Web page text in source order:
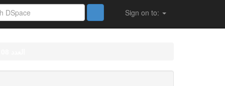
Sign on to: